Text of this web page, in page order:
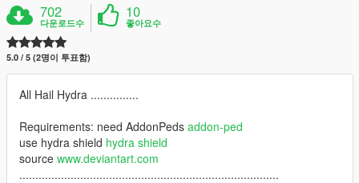
702
다운로드수
10
좋아요수
5.0 / 5 (2명이 투표함)
All Hail Hydra ...............
Requirements: need AddonPeds addon-ped
use hydra shield hydra shield
source www.deviantart.com
.................................................................................